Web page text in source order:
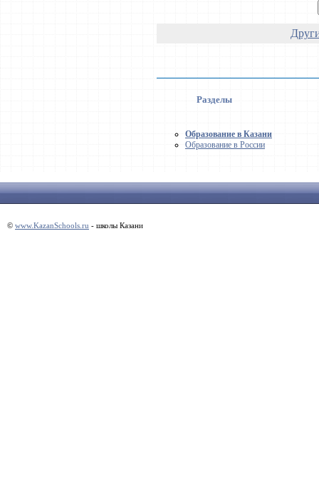
Разделы
Образование в Казани
Образование в России
© www.KazanSchools.ru - школы Казани